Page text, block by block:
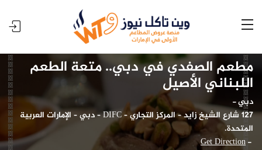
مطعم الصفدي في دبي.. متعة الطعم
اللبناني الأصيل
دبي-
127 شارع الشيخ زايد – المركز التجاري – DIFC – دبي – الإمارات العربية
المتحدة.
-
Get Direction